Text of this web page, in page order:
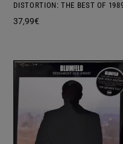
37,99€